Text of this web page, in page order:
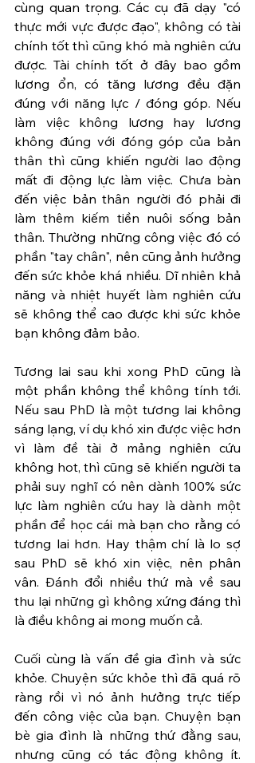
cùng quan trọng. Các cụ đã dạy "có
thực mới vực được đạo", không có tài
chính tốt thì cũng khó mà nghiên cứu
được. Tài chính tốt ở đây bao gồm
lương ổn, có tăng lương đều đặn
đúng với năng lực / đóng góp. Nếu
làm việc không lương hay lương
không đúng với đóng góp của bản
thân thì cũng khiến người lao động
mất đi động lực làm việc. Chưa bàn
đến việc bản thân người đó phải đi
làm thêm kiếm tiền nuôi sống bản
thân. Thường những công việc đó có
phần "tay chân", nên cũng ảnh hưởng
đến sức khỏe khá nhiều. Dĩ nhiên khả
năng và nhiệt huyết làm nghiên cứu
sẽ không thể cao được khi sức khỏe
bạn không đảm bảo.
Tương lai sau khi xong PhD cũng là
một phần không thể không tính tới.
Nếu sau PhD là một tương lai không
sáng lạng, ví dụ khó xin được việc hơn
vì làm đề tài ở mảng nghiên cứu
không hot, thì cũng sẽ khiến người ta
phải suy nghĩ có nên dành 100% sức
lực làm nghiên cứu hay là dành một
phần để học cái mà bạn cho rằng có
tương lai hơn. Hay thậm chí là lo sợ
sau PhD sẽ khó xin việc, nên phân
vân. Đánh đổi nhiều thứ mà về sau
thu lại những gì không xứng đáng thì
là điều không ai mong muốn cả.
Cuối cùng là vấn đề gia đình và sức
khỏe. Chuyện sức khỏe thì đã quá rõ
ràng rồi vì nó ảnh hưởng trực tiếp
đến công việc của bạn. Chuyện bạn
bè gia đình là những thứ đằng sau,
nhưng cũng có tác động không ít.